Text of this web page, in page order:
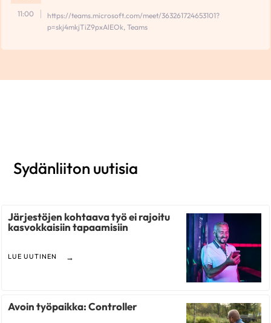
11:00
https://teams.microsoft.com/meet/363261724653101?
p=skj4mkjTiZ9pxAlEOk, Teams
Sydänliiton uutisia
Järjestöjen kohtaava työ ei rajoitu
kasvokkaisiin tapaamisiin
LUE UUTINEN
Avoin työpaikka: Controller